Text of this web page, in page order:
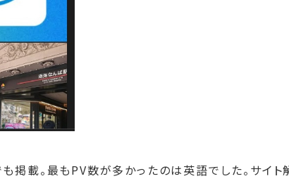
掲載。最もPV数が多かったのは英語でした。サイト